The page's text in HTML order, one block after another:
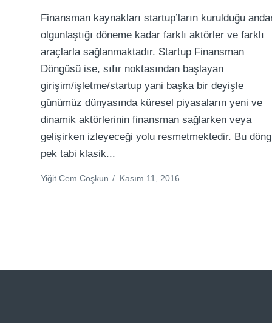
Finansman kaynakları startup’ların kurulduğu
olgunlaştığı döneme kadar farklı aktörler ve farklı
araçlarla sağlanmaktadır. Startup Finansman
Döngüsü ise, sıfır noktasından başlayan
girişim/işletme/startup yani başka bir deyişle
günümüz dünyasında küresel piyasaların yeni ve
dinamik aktörlerinin finansman sağlarken veya
gelişirken izleyeceği yolu resmetmektedir. Bu
pek tabi klasik...
Yiğit Cem Coşkun / Kasım 11, 2016